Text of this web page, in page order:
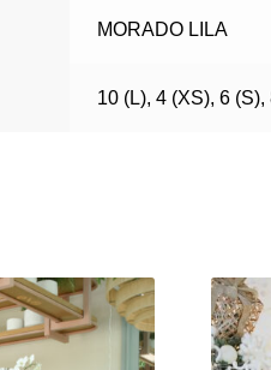
MORADO LILA
10 (L), 4 (XS), 6 (S),